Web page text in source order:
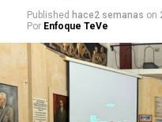
Published hace2 semanas on
Por Enfoque TeVe